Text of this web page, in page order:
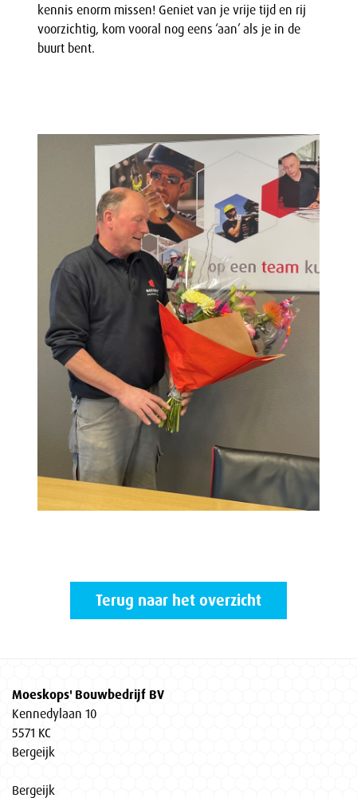
kennis enorm missen! Geniet van je vrije tijd en rij
voorzichtig, kom vooral nog eens ‘aan’ als je in de
buurt bent.
Terug naar het overzicht
Moeskops' Bouwbedrijf BV
Kennedylaan 10
5571 KC
Bergeijk
Bergeijk